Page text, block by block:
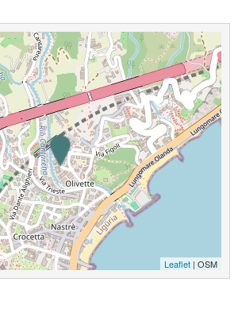
Leaflet | OSM